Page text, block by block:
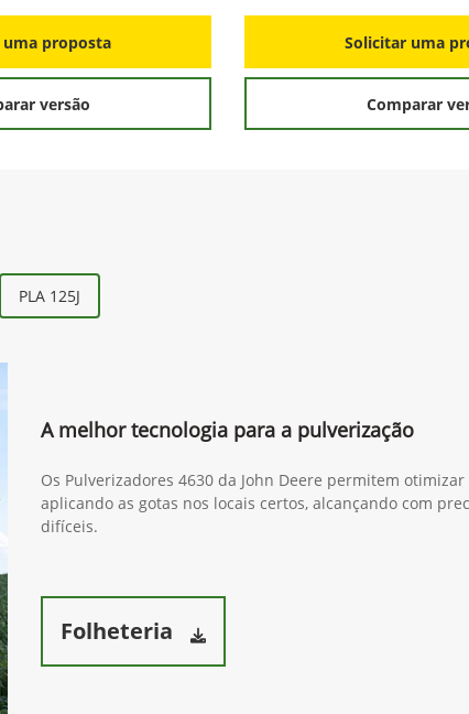
proposta
versão
Solicitar uma
Comparar
PLA 125J
A melhor tecnologia para a pulverização
Os Pulverizadores 4630 da John Deere permitem
aplicando as gotas nos locais certos, alcançando com
difíceis.
Folheteria